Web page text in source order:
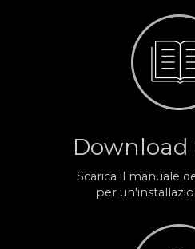
Download
Scarica il manuale
per